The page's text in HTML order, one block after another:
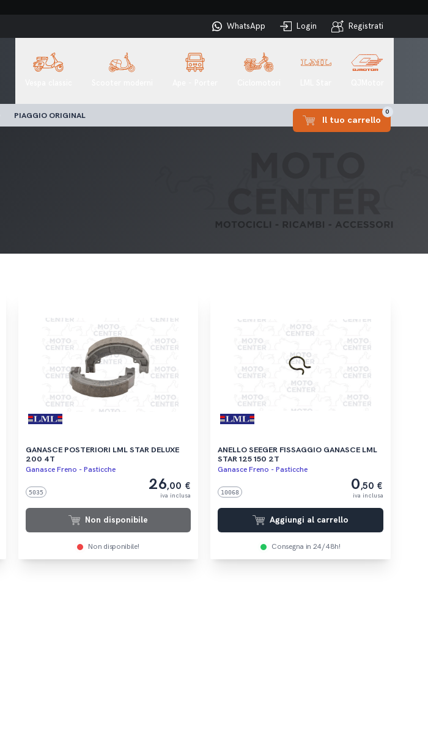
WhatsApp Login Registrati
PIAGGIO ORIGINAL Il tuo carrello
0
GANASCE POSTERIORI LML STAR DELUXE
200 4T
Ganasce Freno - Pasticche
5035 26,00 €
iva inclusa
Non disponibile
Non disponibile!
ANELLO SEEGER FISSAGGIO GANASCE LML
STAR 125 150 2T
Ganasce Freno - Pasticche
10068 0,50 €
iva inclusa
Aggiungi al carrello
Consegna in 24/48h!